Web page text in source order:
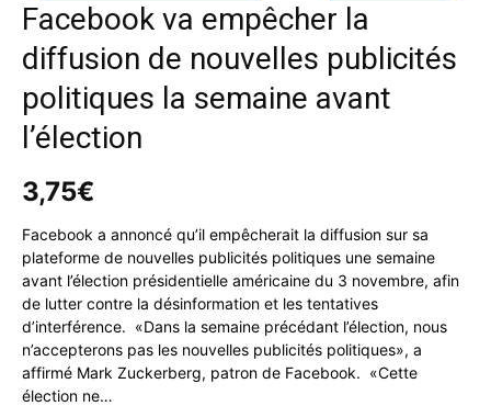
Facebook va empêcher la
diffusion de nouvelles publicités
politiques la semaine avant
l’élection
3,75€
Facebook a annoncé qu’il empêcherait la diffusion sur sa
plateforme de nouvelles publicités politiques une semaine
avant l’élection présidentielle américaine du 3 novembre, afin
de lutter contre la désinformation et les tentatives
d’interférence. «Dans la semaine précédant l’élection, nous
n’accepterons pas les nouvelles publicités politiques», a
affirmé Mark Zuckerberg, patron de Facebook. «Cette
élection ne…